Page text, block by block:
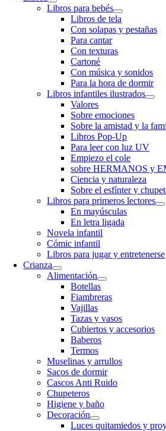
Libros para bebés
Libros de tela
Con solapas y pestañas
Para cantar
Con texturas
Cartoné
Con música y sonidos
Para la hora de dormir
Libros infantiles ilustrados
Valores
Sobre emociones
Sobre la amistad y la
Libros Pop-Up
Para leer con luz UV
Empiezo el cole
sobre HERMANOS y
Ciencia y naturaleza
Sobre el esfínter y
Libros para primeros lectores
En mayúsculas
En letra ligada
Novela infantil
Cómic infantil
Libros para jugar y entretenerse
Crianza
Alimentación
Botellas
Fiambreras
Vajillas
Tazas y vasos
Cubiertos y accesorios
Baberos
Termos
Muselinas y arrullos
Sacos de dormir
Cascos Anti Ruido
Chupeteros
Higiene y baño
Decoración
Luces quitamiedos y